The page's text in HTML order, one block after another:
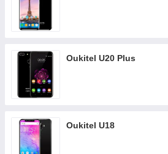
Oukitel U20 Plus
Oukitel U18